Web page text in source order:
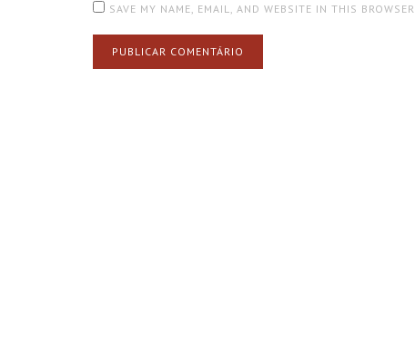
SAVE MY NAME, EMAIL, AND WEBSITE IN THIS